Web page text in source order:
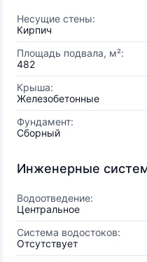
Несущие стены:
Кирпич
Площадь подвала, м²:
482
Крыша:
Железобетонные
Фундамент:
Сборный
Инженерные
Водоотведение:
Центральное
Система водостоков:
Отсутствует